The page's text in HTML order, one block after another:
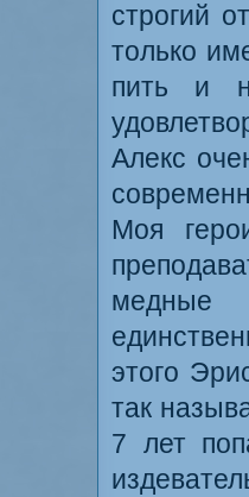
строгий
только
пить и
Алекс
Моя
медные
этого
так
7 лет